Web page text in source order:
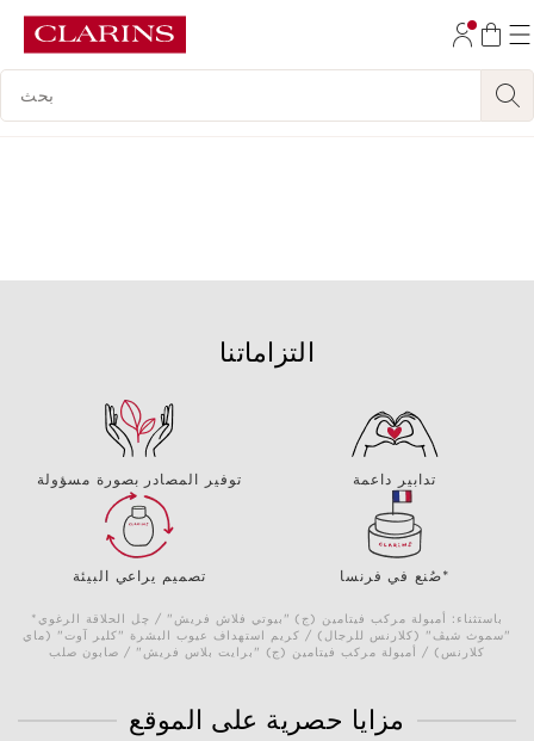
تخط إلى المحتوى
مفتاح البحث
التزاماتنا
توفير المصادر بصورة مسؤولة تدابير داعمة
تصميم يراعي البيئة صُنع في فرنسا*
*باستثناء: أمبولة مركب فيتامين (ج) "بيوتي فلاش فريش" / چل الحلاقة الرغوي
"سموث شيڤ" (كلارنس للرجال) / كريم استهداف عيوب البشرة "كلير آوت" (ماي
كلارنس) / أمبولة مركب فيتامين (ج) "برايت بلاس فريش" / صابون صلب
مزايا حصرية على الموقع